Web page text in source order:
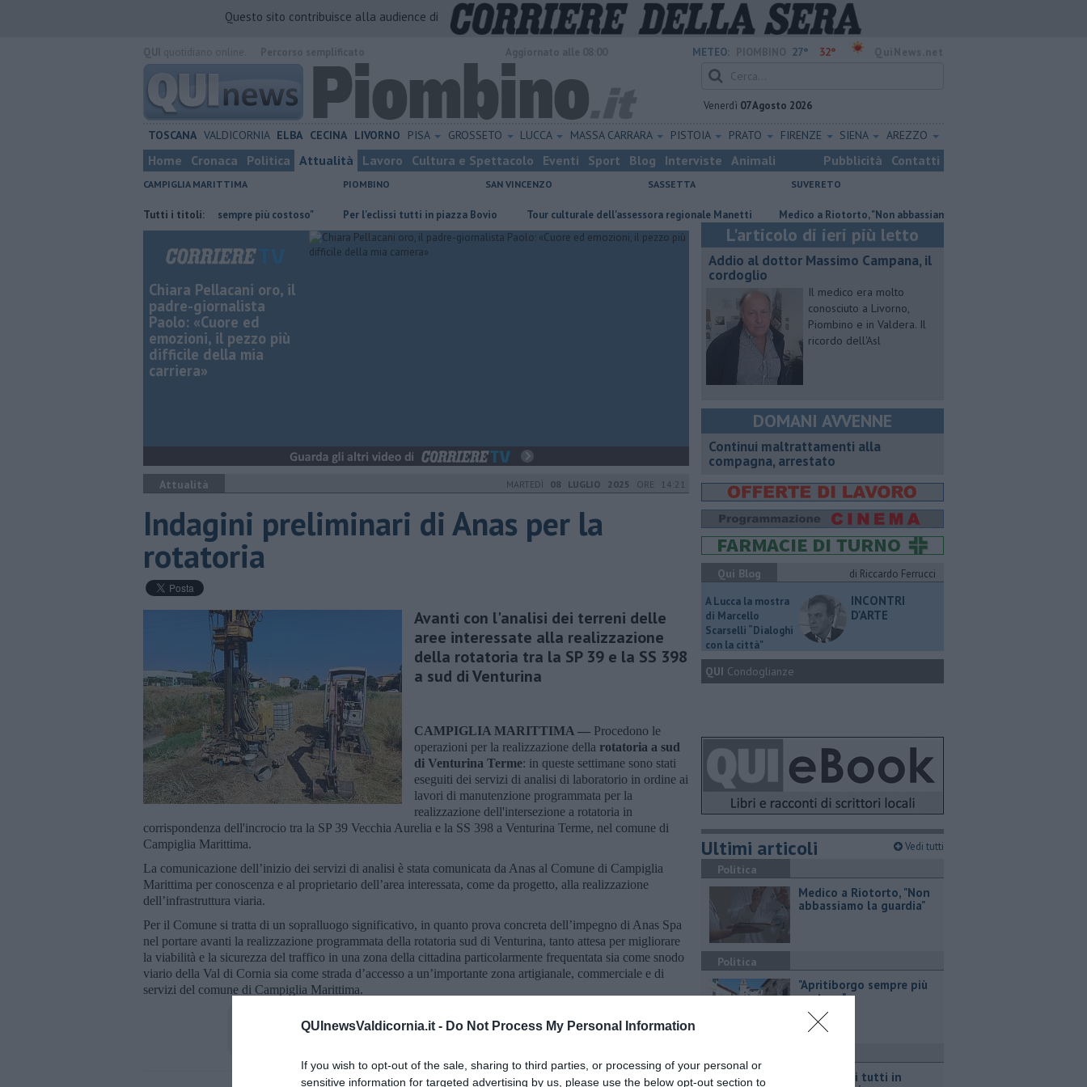
QUInewsValdicornia.it - Do Not Process My Personal Information
If you wish to opt-out of the sale, sharing to third parties, or processing of your personal or
sensitive information for targeted advertising by us, please use the below opt-out section to
Questo sito contribuisce alla audience di
METEO: 27° 32°
Venerdì 07 Agosto 2026
TOSCANA VALDICORNIA ELBA CECINA LIVORNO PISA GROSSETO LUCCA MASSA CARRARA PISTOIA PRATO FIRENZE SIENA AREZZO
Home Cronaca Politica Attualità Lavoro Cultura e Spettacolo Eventi Sport Blog Interviste Animali Pubblicità Contatti
CAMPIGLIA MARITTIMA PIOMBINO SAN VINCENZO SASSETTA SUVERETO
Tutti i titoli:
"Apritiborgo sempre più costoso" Per l'eclissi tutti in piazza Bovio Tour culturale dell'assessora regionale Manetti Medico a Riotorto, "Non abbassiamo la guardia"
Chiara Pellacani oro, il
padre-giornalista
Paolo: «Cuore ed
emozioni, il pezzo più
difficile della mia
carriera»
Attualità MARTEDÌ 08 LUGLIO 2025 ORE 14:21
Indagini preliminari di Anas per la
rotatoria
Avanti con l'analisi dei terreni delle
aree interessate alla realizzazione
della rotatoria tra la SP 39 e la SS 398
a sud di Venturina
CAMPIGLIA MARITTIMA — Procedono le
operazioni per la realizzazione della rotatoria a sud
di Venturina Terme: in queste settimane sono stati
eseguiti dei servizi di analisi di laboratorio in ordine ai
lavori di manutenzione programmata per la
realizzazione dell'intersezione a rotatoria in
corrispondenza dell'incrocio tra la SP 39 Vecchia Aurelia e la SS 398 a Venturina Terme, nel comune di
Campiglia Marittima.
La comunicazione dell’inizio dei servizi di analisi è stata comunicata da Anas al Comune di Campiglia
Marittima per conoscenza e al proprietario dell’area interessata, come da progetto, alla realizzazione
dell’infrastruttura viaria.
Per il Comune si tratta di un sopralluogo significativo, in quanto prova concreta dell’impegno di Anas Spa
nel portare avanti la realizzazione programmata della rotatoria sud di Venturina, tanto attesa per migliorare
la viabilità e la sicurezza del traffico in una zona della cittadina particolarmente frequentata sia come snodo
viario della Val di Cornia sia come strada d’accesso a un’importante zona artigianale, commerciale e di
servizi del comune di Campiglia Marittima.
L'articolo di ieri più letto
Addio al dottor Massimo Campana, il
cordoglio
Il medico era molto
conosciuto a Livorno,
Piombino e in Valdera. Il
ricordo dell'Asl
DOMANI AVVENNE
Continui maltrattamenti alla
compagna, arrestato
Qui Blog
di Riccardo Ferrucci
A Lucca la mostra
di Marcello
Scarselli “Dialoghi
con la città"
INCONTRI
D'ARTE
QUI Condoglianze
Ultimi articoli Vedi tutti
Politica
Medico a Riotorto, "Non
abbassiamo la guardia"
Politica
"Apritiborgo sempre più
costoso"
Per l'eclissi tutti in